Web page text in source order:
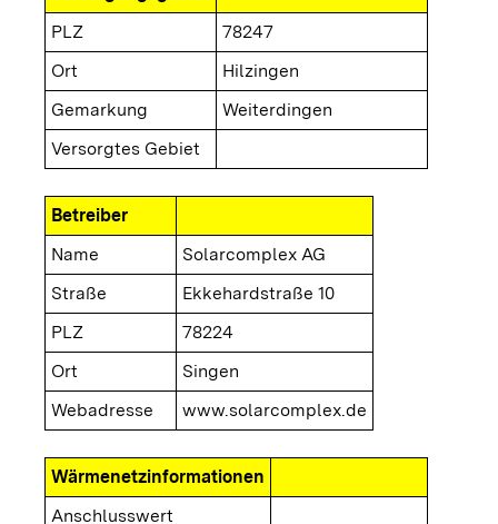
PLZ
78247
Ort
Hilzingen
Gemarkung
Weiterdingen
Versorgtes Gebiet
Betreiber
Name
Solarcomplex AG
Straße
Ekkehardstraße 10
PLZ
78224
Ort
Singen
Webadresse
www.solarcomplex.de
Wärmenetzinformationen
Anschlusswert